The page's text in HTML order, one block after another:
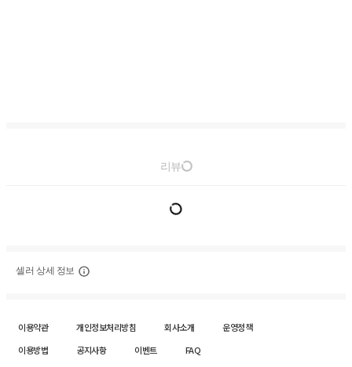
리뷰
셀러 상세 정보
이용약관 개인정보처리방침 회사소개
운영정책
이용방법
공지사항 이벤트 FAQ